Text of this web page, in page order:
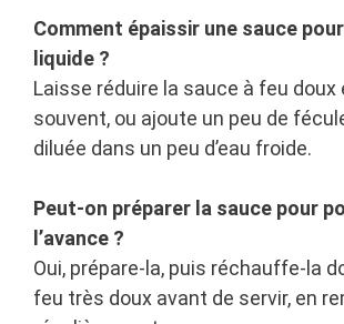
Comment épaissir une sauce
liquide ?
Laisse réduire la sauce à feu doux
souvent, ou ajoute un peu de
diluée dans un peu d’eau froide.
Peut-on préparer la sauce pour
l’avance ?
Oui, prépare-la, puis réchauffe-la
feu très doux avant de servir, en